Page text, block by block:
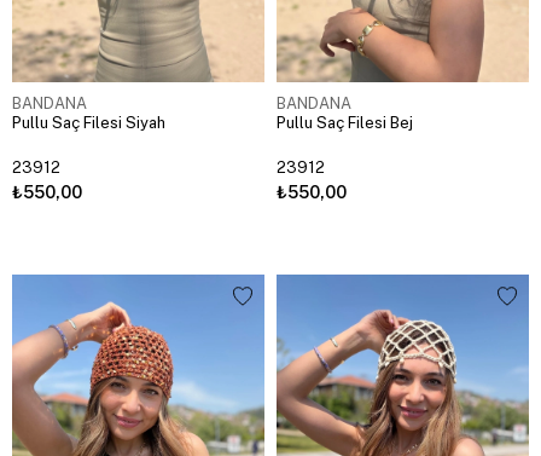
BANDANA
Pullu Saç Filesi Siyah
23912
₺550,00
BANDANA
Pullu Saç Filesi Bej
23912
₺550,00